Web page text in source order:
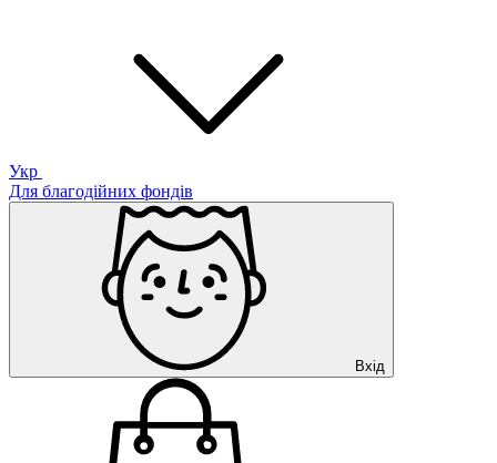
Укр
Для благодійних фондів
Вхід